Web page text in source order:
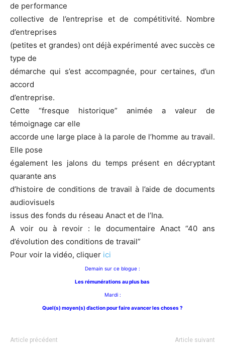
de performance
collective de l’entreprise et de compétitivité. Nombre
d’entreprises
(petites et grandes) ont déjà expérimenté avec succès ce
type de
démarche qui s’est accompagnée, pour certaines, d’un
accord
d’entreprise.
Cette “fresque historique” animée a valeur de
témoignage car elle
accorde une large place à la parole de l’homme au travail.
Elle pose
également les jalons du temps présent en décryptant
quarante ans
d’histoire de conditions de travail à l’aide de documents
audiovisuels
issus des fonds du réseau Anact et de l’Ina.
A voir ou à revoir : le documentaire Anact “40 ans
d’évolution des conditions de travail”
Pour voir la vidéo, cliquer ici
Demain sur ce blogue :
Les rémunérations au plus bas
Mardi :
Quel(s) moyen(s) d’action pour faire avancer les choses ?
Article précédent Article suivant